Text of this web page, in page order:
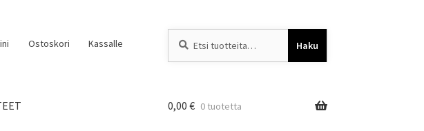
Ostoskori Kassalle Haku
0,00 € 0 tuotetta